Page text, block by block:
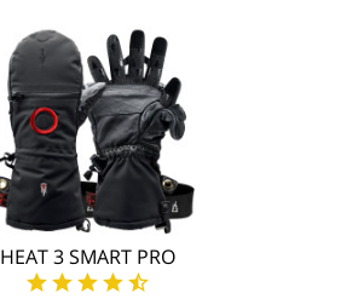
HEAT 3 SMART PRO